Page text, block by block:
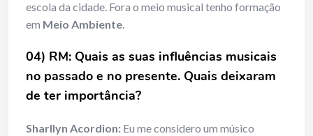
escola da cidade. Fora o meio musical tenho formação
em Meio Ambiente.
04) RM: Quais as suas influências musicais
no passado e no presente. Quais deixaram
de ter importância?
Sharllyn Acordion: Eu me considero um músico